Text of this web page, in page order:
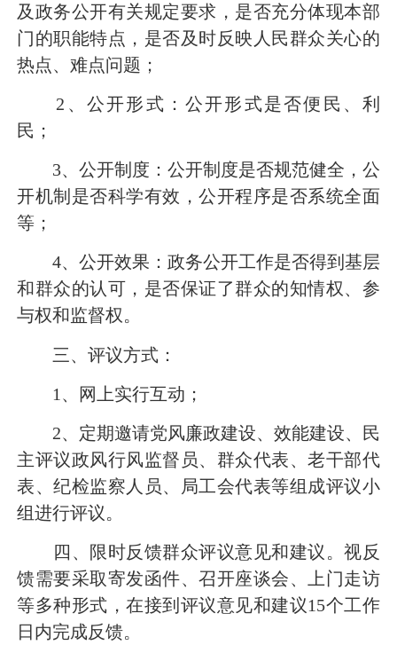
及政务公开有关规定要求，是否充分体现本部
门的职能特点，是否及时反映人民群众关心的
热点、难点问题；
2 、公开形式：公开形式是否便民、利
民；
3、公开制度：公开制度是否规范健全，公
开机制是否科学有效，公开程序是否系统全面
等；
4、公开效果：政务公开工作是否得到基层
和群众的认可，是否保证了群众的知情权、参
与权和监督权。
三、评议方式：
1 、网上实行互动；
2、定期邀请党风廉政建设、效能建设、民
主评议政风行风监督员、群众代表、老干部代
表、纪检监察人员、局工会代表等组成评议小
组进行评议。
四、限时反馈群众评议意见和建议。视反
馈需要采取寄发函件、召开座谈会、上门走访
等多种形式，在接到评议意见和建议15个工作
日内完成反馈。